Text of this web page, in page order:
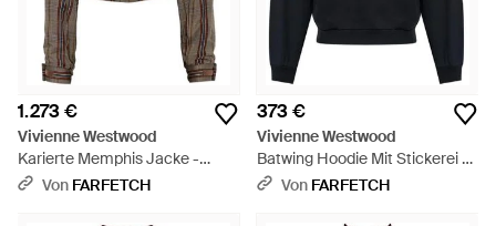
1.273 €
Vivienne Westwood
Karierte Memphis Jacke -
Braun
Von FARFETCH
373 €
Vivienne Westwood
Batwing Hoodie Mit Stickerei -
BlauVon FARFETCH